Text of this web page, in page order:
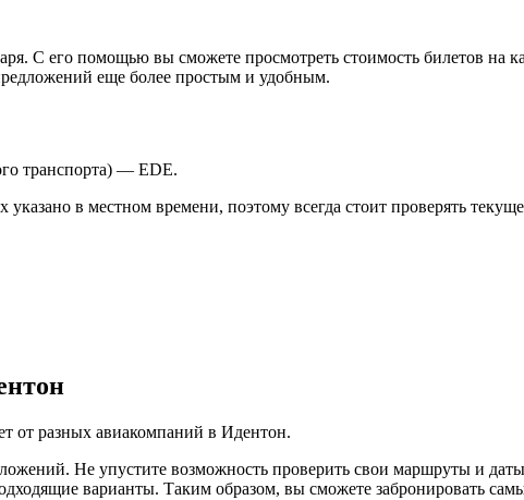
С его помощью вы сможете просмотреть стоимость билетов на
еще более простым и удобным.
транспорта) — EDE.
в местном времени, поэтому всегда стоит проверять
от разных авиакомпаний в Идентон.
Не упустите возможность проверить свои маршруты и
варианты. Таким образом, вы сможете забронировать